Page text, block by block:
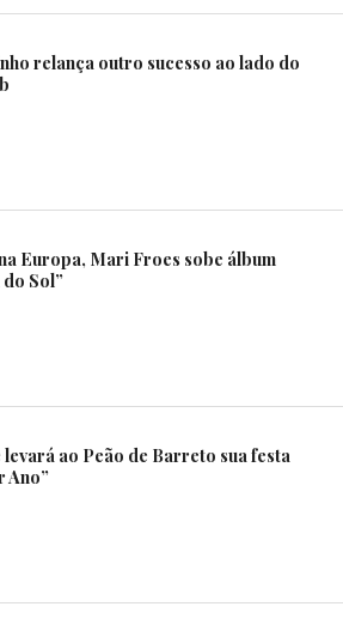
relança outro sucesso ao lado do
Europa, Mari Froes sobe álbum
Sol”
levará ao Peão de Barreto sua festa
Ano”